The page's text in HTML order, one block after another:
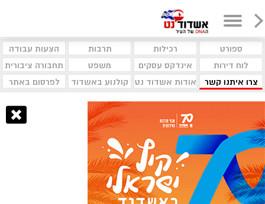
ספורט רכילות תרבות
הצעות עבודה
לוח דירות
אינדקס עסקים משפט
תחבורה ציבורית
צרו איתנו קשר
אודות אשדוד נט קולנוע באשדוד לפרסום באתר